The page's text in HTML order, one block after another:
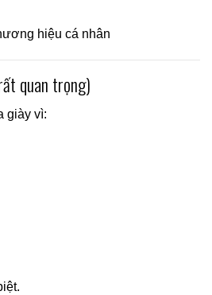
hiệu cá nhân
quan trọng)
giày vì: